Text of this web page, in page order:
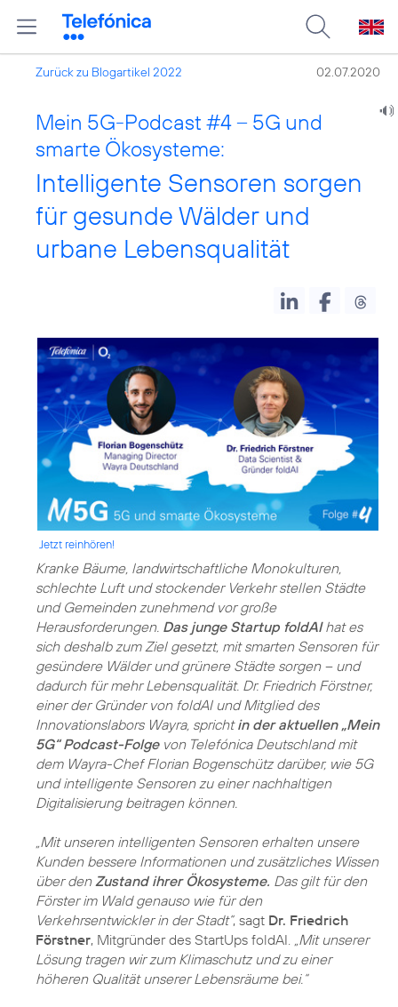
Zurück zu Blogartikel 2022 02.07.2020
Mein 5G-Podcast #4 – 5G und
smarte Ökosysteme:
Intelligente Sensoren sorgen
für gesunde Wälder und
urbane Lebensqualität
Jetzt reinhören!
Kranke Bäume, landwirtschaftliche Monokulturen,
schlechte Luft und stockender Verkehr stellen Städte
und Gemeinden zunehmend vor große
Herausforderungen. Das junge Startup foldAIhat es
sich deshalb zum Ziel gesetzt, mit smarten Sensoren für
gesündere Wälder und grünere Städte sorgen – und
dadurch für mehr Lebensqualität. Dr. Friedrich Förstner,
einer der Gründer von foldAI und Mitglied des
Innovationslabors Wayra, sprichtin der aktuellen „Mein
5G“ Podcast-Folgevon Telefónica Deutschland mit
dem Wayra-Chef Florian Bogenschütz darüber, wie 5G
und intelligente Sensoren zu einer nachhaltigen
Digitalisierung beitragen können.
„Mit unseren intelligenten Sensoren erhalten unsere
Kunden bessere Informationen und zusätzliches Wissen
über den Zustand ihrer Ökosysteme. Das gilt für den
Förster im Wald genauso wie für den
Verkehrsentwickler in der Stadt“, sagt Dr. Friedrich
Förstner, Mitgründer des StartUps foldAI.
„Mit unserer
Lösung tragen wir zum Klimaschutz und zu einer
höheren Qualität unserer Lebensräume bei.“